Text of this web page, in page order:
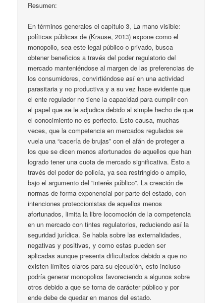
Resumen:
En términos generales el capítulo 3, La mano visible:
políticas públicas de (Krause, 2013) expone como el
monopolio, sea este legal público o privado, busca
obtener beneficios a través del poder regulatorio del
mercado manteniéndose al margen de las preferencias de
los consumidores, convirtiéndose así en una actividad
parasitaria y no productiva y a su vez hace evidente que
el ente regulador no tiene la capacidad para cumplir con
el papel que se le adjudica debido al simple hecho de que
el conocimiento no es perfecto. Esto causa, muchas
veces, que la competencia en mercados regulados se
vuela una “cacería de brujas” con el afán de proteger a
los que se dicen menos afortunados de aquellos que han
logrado tener una cuota de mercado significativa. Esto a
través del poder de policía, ya sea restringido o amplio,
bajo el argumento del “interés público”. La creación de
normas de forma exponencial por parte del estado, con
intenciones proteccionistas de aquellos menos
afortunados, limita la libre locomoción de la competencia
en un mercado con tintes regulatorios, reduciendo así la
seguridad jurídica. Se habla sobre las externalidades,
negativas y positivas, y como estas pueden ser
aplicadas aunque presenta dificultados debido a que no
existen límites claros para su ejecución, esto incluso
podría generar monopolios favoreciendo a algunos sobre
otros debido a que se torna de carácter público y por
ende debe de quedar en manos del estado.